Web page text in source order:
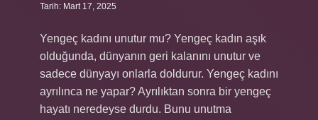
Tarih: Mart 17, 2025
Yengeç kadını unutur mu? Yengeç kadın aşık
olduğunda, dünyanın geri kalanını unutur ve
sadece dünyayı onlarla doldurur. Yengeç kadını
ayrılınca ne yapar? Ayrılıktan sonra bir yengeç
hayatı neredeyse durdu. Bunu unutma